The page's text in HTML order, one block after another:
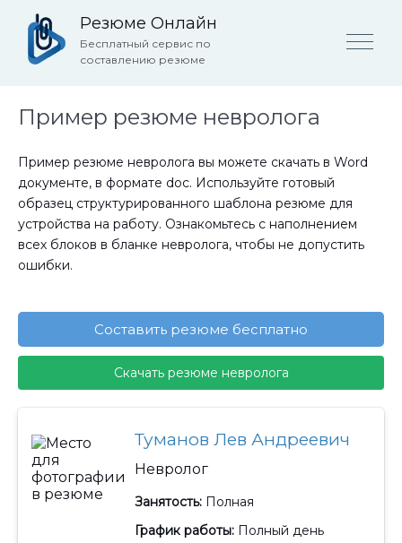
Резюме Онлайн
Бесплатный сервис по
составлению резюме
Пример резюме невролога
Пример резюме невролога вы можете скачать в Word
документе, в формате doc. Используйте готовый
образец структурированного шаблона резюме для
устройства на работу. Ознакомьтесь с наполнением
всех блоков в бланке невролога, чтобы не допустить
ошибки.
Составить резюме бесплатно
Скачать резюме невролога
Туманов Лев Андреевич
Невролог
Занятость: Полная
График работы: Полный день